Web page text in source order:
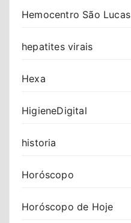
Hemocentro São Lucas
hepatites virais
Hexa
HigieneDigital
historia
Horóscopo
Horóscopo de Hoje